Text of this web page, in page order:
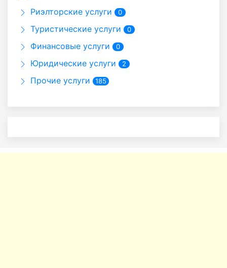
Риэлторские услуги 0
Туристические услуги 0
Финансовые услуги 0
Юридические услуги 2
Прочие услуги 185